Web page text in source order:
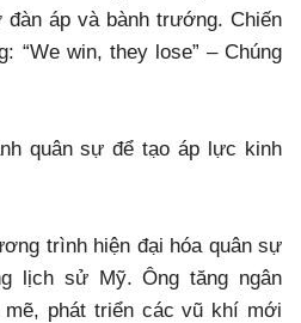
áp và bành trướng. Chiến
“We win, they lose” – Chúng
quân sự để tạo áp lực kinh
trình hiện đại hóa quân sự
lịch sử Mỹ. Ông tăng ngân
mẽ, phát triển các vũ khí mới